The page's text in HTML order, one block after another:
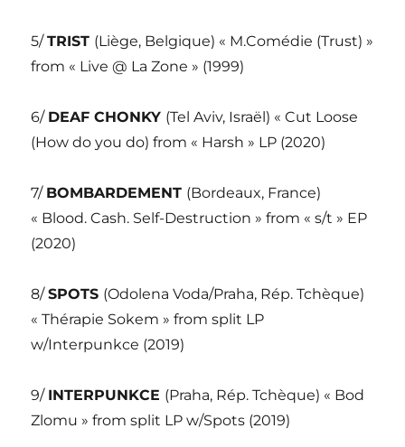
5/TRIST (Liège, Belgique) « M.Comédie (Trust) »
from « Live @ La Zone » (1999)
6/ DEAF CHONKY (Tel Aviv, Israël) « Cut Loose
(How do you do) from « Harsh » LP (2020)
7/ BOMBARDEMENT (Bordeaux, France)
« Blood. Cash. Self-Destruction » from « s/t » EP
(2020)
8/SPOTS (Odolena Voda/Praha, Rép. Tchèque)
« Thérapie Sokem » from split LP
w/Interpunkce (2019)
9/ INTERPUNKCE (Praha, Rép. Tchèque) « Bod
Zlomu » from split LP w/Spots (2019)